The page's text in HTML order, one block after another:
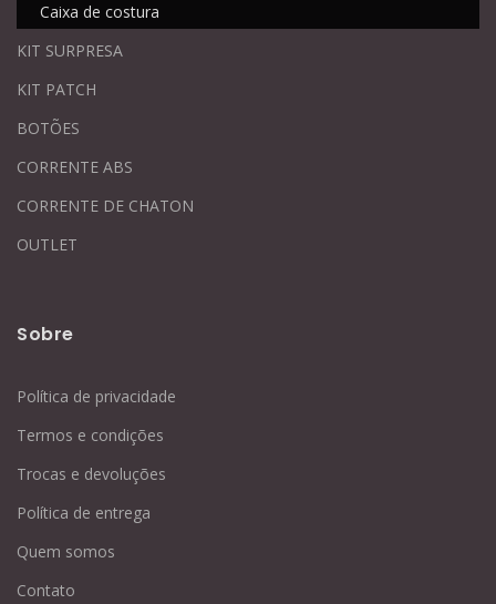
Caixa de costura
KIT SURPRESA
KIT PATCH
BOTÕES
CORRENTE ABS
CORRENTE DE CHATON
OUTLET
Sobre
Política de privacidade
Termos e condições
Trocas e devoluções
Política de entrega
Quem somos
Contato